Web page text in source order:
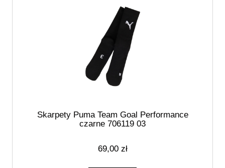
Skarpety Puma Team Goal Performance
czarne 706119 03
69,00 zł